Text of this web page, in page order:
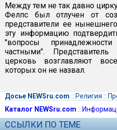
Между тем не так давно
Фелпс был отлучен от
представители ее
эту информацию
"вопросы
частными".
церковь возглавляют
которых он не назвал.
Досье NEWSru.com :: Религия ::
Каталог NEWSru.com ::
ССЫЛКИ ПО ТЕМЕ